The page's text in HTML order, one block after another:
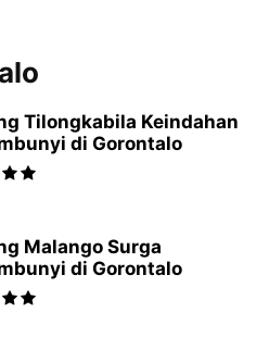
Tilongkabila Keindahan
di Gorontalo
Malango Surga
di Gorontalo